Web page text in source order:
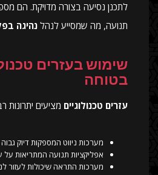
לתכנן נסיעה בצורה מדויקת. הם
תנועה, מה שמסייע לנהלנהיגה
שימוש בעזרים
בטוחה
עזרים טכנולוגיים מציעים יתרונות
מערכות ניווט המספקות דיוק
אפליקציות תנועה המתריאות על
מערכות התראה שיכולות לעזור